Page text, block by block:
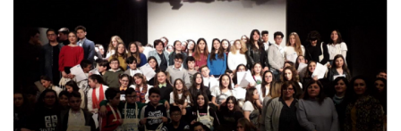
DIPLÔMES DELF DALF
DELF scolastico
DELF DALF Tout Public
DELF Prim
Risultati